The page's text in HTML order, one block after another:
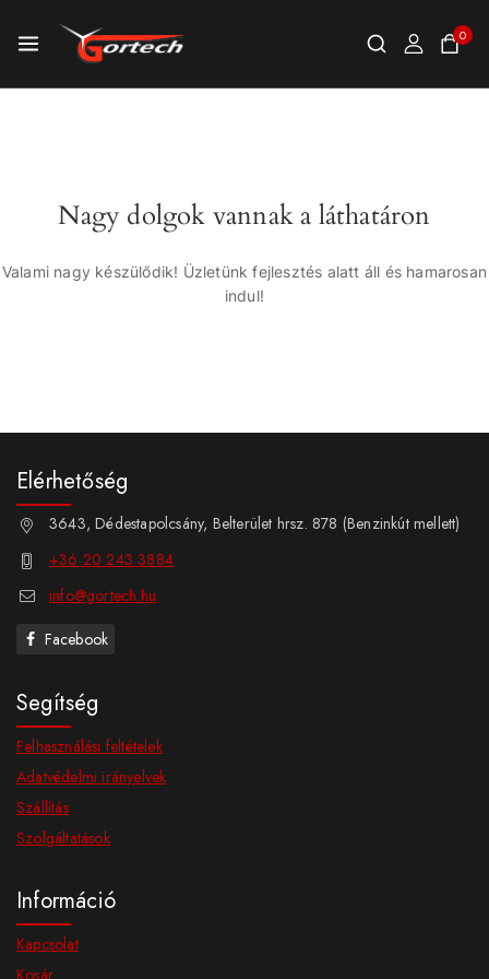
0
Nagy dolgok vannak a láthatáron
Valami nagy készülődik! Üzletünk fejlesztés alatt áll és hamarosan
indul!
Elérhetőség
3643, Dédestapolcsány, Belterület hrsz. 878 (Benzinkút mellett)
+36 20 243 3884
info@gortech.hu
Facebook
Segítség
Felhasználási feltételek
Adatvédelmi irányelvek
Szállítás
Szolgáltatások
Információ
Kapcsolat